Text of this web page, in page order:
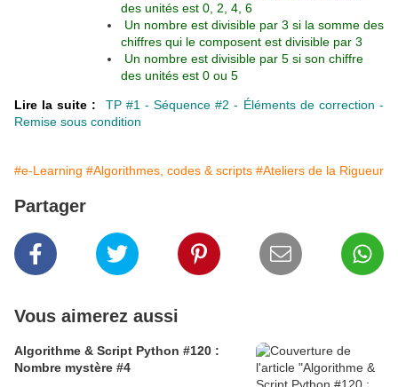
des unités est 0, 2, 4, 6
Un nombre est divisible par 3 si la somme des
chiffres qui le composent est divisible par 3
Un nombre est divisible par 5 si son chiffre
des unités est 0 ou 5
Lire la suite : TP #1 - Séquence #2 - Éléments de correction -
Remise sous condition
#e-Learning #Algorithmes, codes & scripts #Ateliers de la Rigueur
Partager
Vous aimerez aussi
Algorithme & Script Python #120 :
Nombre mystère #4